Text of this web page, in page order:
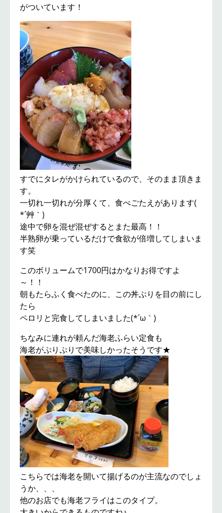
がついています！
すでにタレがかけられているので、そのまま頂きま
す。
一切れ一切れが分厚くて、食べごたえがあります(
*´艸｀)
途中で卵を混ぜ混ぜするとまた最高！！
半熟卵が乗っているだけで食欲が倍増してしまいま
す笑
このボリュームで1700円はかなりお得ですよ
～！！
朝もたらふく食べたのに、この丼ぶりを目の前にし
たら
ペロリと完食してしまいました(*´ω｀)
ちなみに連れが頼んだ海老ふらい定食も
海老がぷりぷりで美味しかったそうです★
こちらでは海老を開いて揚げるのが主流なのでしょ
うか、、、
他のお店でも海老フライはこのタイプ。